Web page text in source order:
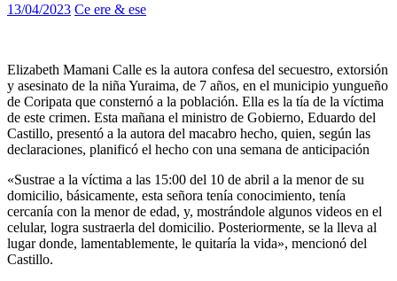
13/04/2023 Ce ere & ese
Elizabeth Mamani Calle es la autora confesa del secuestro, extorsión
y asesinato de la niña Yuraima, de 7 años, en el municipio yungueño
de Coripata que consternó a la población. Ella es la tía de la víctima
de este crimen. Esta mañana el ministro de Gobierno, Eduardo del
Castillo, presentó a la autora del macabro hecho, quien, según las
declaraciones, planificó el hecho con una semana de anticipación
«Sustrae a la víctima a las 15:00 del 10 de abril a la menor de su
domicilio, básicamente, esta señora tenía conocimiento, tenía
cercanía con la menor de edad, y, mostrándole algunos videos en el
celular, logra sustraerla del domicilio. Posteriormente, se la lleva al
lugar donde, lamentablemente, le quitaría la vida», mencionó del
Castillo.